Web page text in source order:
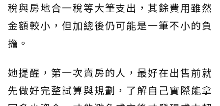
稅與房地合一稅等大筆支出，其餘費用雖然
金額較小，但加總後仍可能是一筆不小的負
擔。
她提醒，第一次賣房的人，最好在出售前就
先做好完整試算與規劃，了解自己實際能拿